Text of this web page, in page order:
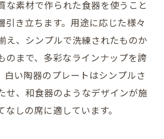
な素材で作られた食器を使うこと
引き立ちます。用途に応じた様々
え、シンプルで洗練されたものか
のまで、多彩なラインナップを誇
白い陶器のプレートはシンプルさ
せ、和食器のようなデザインが施
なしの席に適しています。